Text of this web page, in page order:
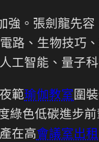
強。張劍龍先
路、生物技巧
工智能、量子
範瑜伽教室圍
綠色低碳進步
在高會議室出租